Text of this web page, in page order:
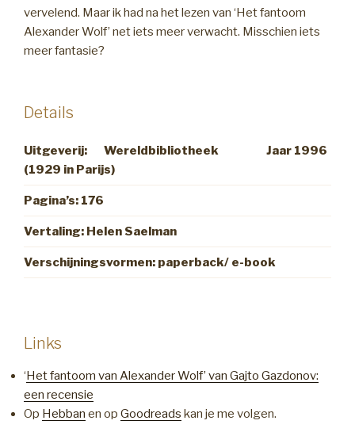
vervelend. Maar ik had na het lezen van ‘Het fantoom
Alexander Wolf’ net iets meer verwacht. Misschien iets
meer fantasie?
Details
Uitgeverij: Wereldbibliotheek Jaar 1996
(1929 in Parijs)
Pagina’s: 176
Vertaling: Helen Saelman
Verschijningsvormen: paperback/ e-book
Links
‘Het fantoom van Alexander Wolf’ van Gajto Gazdonov:
een recensie
Op Hebban en op Goodreads kan je me volgen.